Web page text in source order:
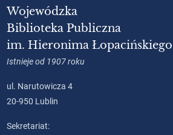
Wojewódzka
Biblioteka Publiczna
im. Hieronima Łopacińskiego
Istnieje od 1907 roku
ul. Narutowicza 4
20-950 Lublin
Sekretariat: